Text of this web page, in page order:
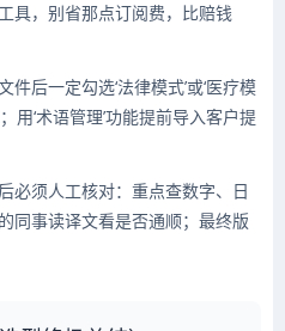
具，别省那点订阅费，比赔钱
后一定勾选‘法律模式’或‘医疗模
用‘术语管理’功能提前导入客户提
须人工核对：重点查数字、日
同事读译文看是否通顺；最终版